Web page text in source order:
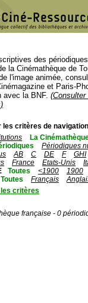
des
la Cinémathèque de
l'image animée,
et Paris-
avec la BNF.
les critères de
La
Périodiques
AB C DE F
GHI
France Etats-Unis
Toutes <1900
1900
Toutes Français
critères
française - 0